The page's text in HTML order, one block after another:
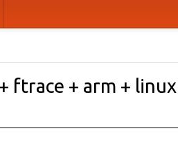
ftrace + arm +